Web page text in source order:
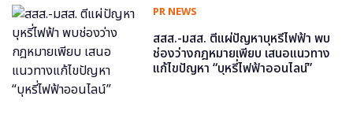
PR NEWS
สสส.-มสส. ตีแผ่ปัญหาบุหรี่ไฟฟ้า พบ
ช่องว่างกฎหมายเพียบ เสนอแนวทาง
แก้ไขปัญหา “บุหรี่ไฟฟ้าออนไลน์”